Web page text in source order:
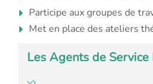
Participe aux groupes de
Met en place des ateliers
Les Agents de